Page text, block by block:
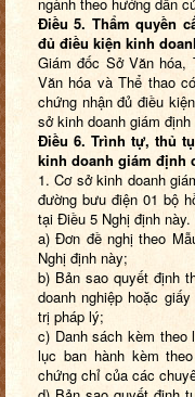
ngành theo hướng dẫn
Điều 5. Thẩm quyền
đủ điều kiện kinh
Giám đốc Sở Văn hóa,
Văn hóa và Thể thao
chứng nhận đủ điều
sở kinh doanh giám
Điều 6. Trình tự, thủ
kinh doanh giám định
1. Cơ sở kinh doanh
đường bưu điện 01 bộ
tại Điều 5 Nghị định
a) Đơn đề nghị theo
Nghị định này;
b) Bản sao quyết định
doanh nghiệp hoặc
trị pháp lý;
c) Danh sách kèm
lục ban hành kèm
chứng chỉ của các